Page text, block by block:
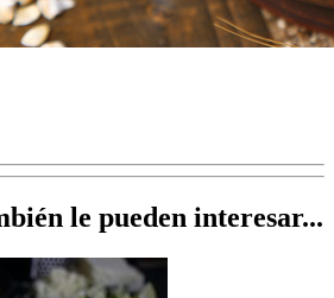
le pueden interesar...